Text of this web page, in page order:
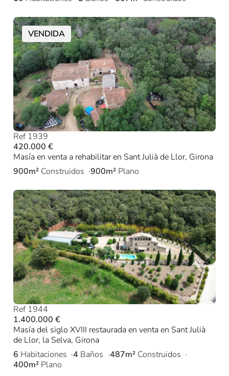
VENDIDA
Ref 1939
420.000 €
Masía en venta a rehabilitar en Sant Julià de Llor, Girona
900m² Construidos 900m² Plano
Ref 1944
1.400.000 €
Masía del siglo XVIII restaurada en venta en Sant Julià
de Llor, la Selva, Girona
6 Habitaciones 4 Baños 487m² Construidos
400m² Plano